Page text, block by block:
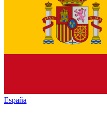
España